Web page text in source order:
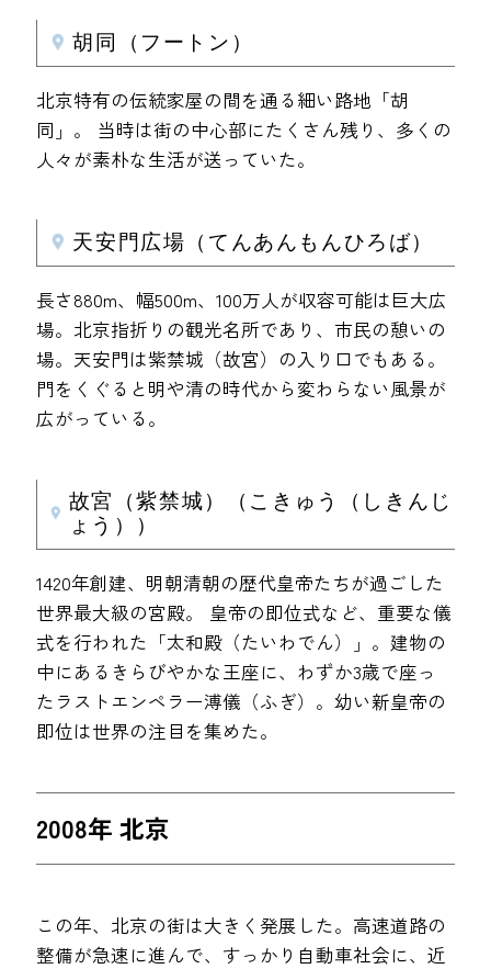
胡同（フートン）
北京特有の伝統家屋の間を通る細い路地「胡
同」。 当時は街の中心部にたくさん残り、多くの
人々が素朴な生活が送っていた。
天安門広場（てんあんもんひろば）
長さ880m、幅500m、100万人が収容可能は巨大広
場。北京指折りの観光名所であり、市民の憩いの
場。天安門は紫禁城（故宮）の入り口でもある。
門をくぐると明や清の時代から変わらない風景が
広がっている。
故宮（紫禁城）（こきゅう（しきんじ
ょう））
1420年創建、明朝清朝の歴代皇帝たちが過ごした
世界最大級の宮殿。 皇帝の即位式など、重要な儀
式を行われた「太和殿（たいわでん）」。建物の
中にあるきらびやかな王座に、わずか3歳で座っ
たラストエンペラー溥儀（ふぎ）。幼い新皇帝の
即位は世界の注目を集めた。
2008年 北京
この年、北京の街は大きく発展した。高速道路の
整備が急速に進んで、すっかり自動車社会に、近